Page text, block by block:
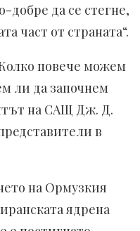
добре да се стегне,
част от страната“.
повече можем
ли да започнем
на САЩ Дж. Д.
в
на Ормузкия
ядрена